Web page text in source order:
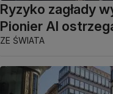
Ryzyko zagłady
Pionier AI
ZE ŚWIATA